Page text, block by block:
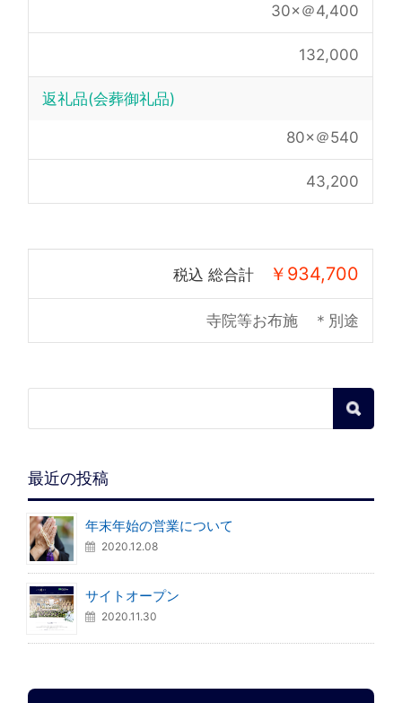
30×＠4,400
132,000
返礼品(会葬御礼品)
80×＠540
43,200
税込 総合計 ￥934,700
寺院等お布施 ＊別途
最近の投稿
年末年始の営業について
2020.12.08
サイトオープン
2020.11.30